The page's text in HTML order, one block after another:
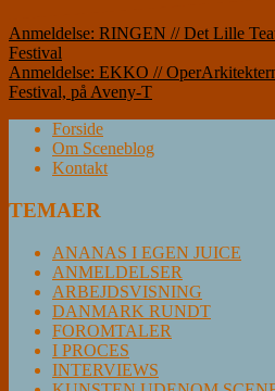
Indlægsnavigation
Anmeldelse: RINGEN // Det Lille
Festival
Anmeldelse: EKKO //
Festival, på Aveny-T
Forside
Om Sceneblog
Kontakt
TEMAER
ANANAS I EGEN JUICE
ANMELDELSER
ARBEJDSVISNING
DANMARK RUNDT
FOROMTALER
I PROCES
INTERVIEWS